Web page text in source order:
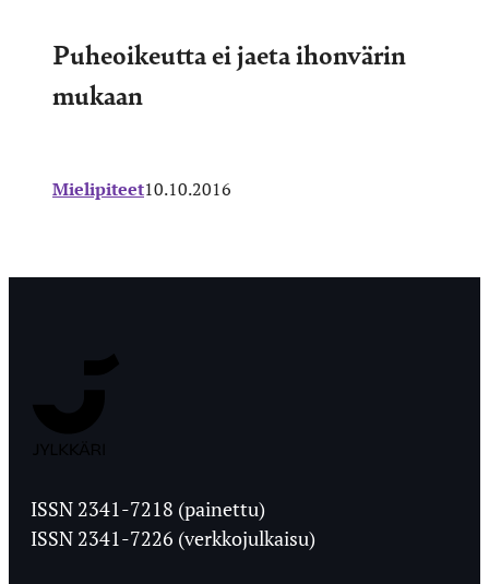
Puheoikeutta ei jaeta ihonvärin
mukaan
Mielipiteet10.10.2016
Ylioppilaslehti
ISSN 2341-7218 (painettu)
ISSN 2341-7226 (verkkojulkaisu)